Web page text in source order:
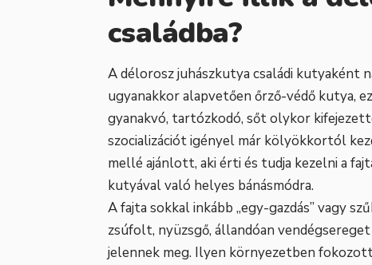
családba?
A délorosz juhászkutya családi kutyaként
ugyanakkor alapvetően őrző-védő kutya,
gyanakvó, tartózkodó, sőt olykor
szocializációt igényel már kölyökkortól
mellé ajánlott, aki érti és tudja kezelni a
kutyával való helyes bánásmódra.
A fajta sokkal inkább „egy-gazdás” vagy
zsúfolt, nyüzsgő, állandóan
jelennek meg. Ilyen környezetben